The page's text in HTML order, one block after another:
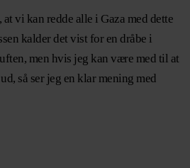
vi kan redde alle i Gaza med dette
kalder det vist for en dråbe i
men hvis jeg kan være med til at
så ser jeg en klar mening med